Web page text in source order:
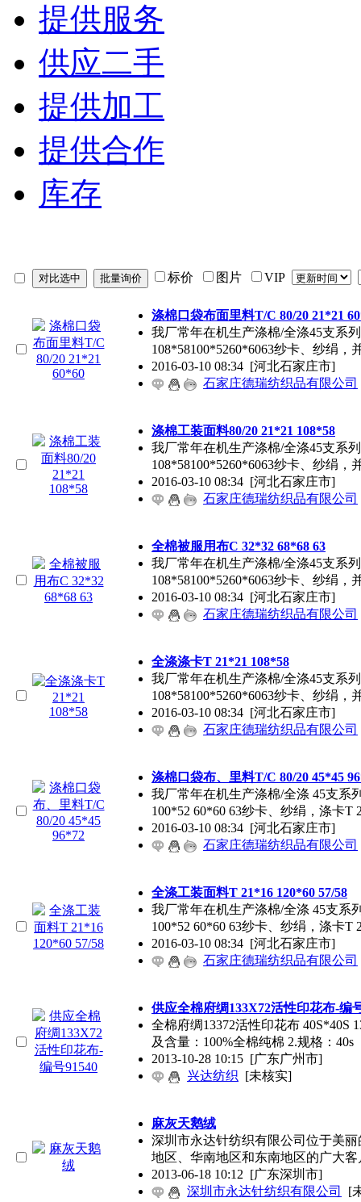
提供服务
供应二手
提供加工
提供合作
库存
标价 图片 VIP
涤棉口袋布面里料T/C 80/20 21*21
我厂常年在机生产涤棉/全涤45支系
108*58100*5260*6063纱卡、纱绢，
2016-03-10 08:34 [河北石家庄市]
石家庄德瑞纺织品有限公司
涤棉工装面料80/20 21*21 108*58
我厂常年在机生产涤棉/全涤45支系
108*58100*5260*6063纱卡、纱绢，
2016-03-10 08:34 [河北石家庄市]
石家庄德瑞纺织品有限公司
全棉被服用布C 32*32 68*68 63
我厂常年在机生产涤棉/全涤45支系
108*58100*5260*6063纱卡、纱绢，
2016-03-10 08:34 [河北石家庄市]
石家庄德瑞纺织品有限公司
全涤涤卡T 21*21 108*58
我厂常年在机生产涤棉/全涤45支系
108*58100*5260*6063纱卡、纱绢，
2016-03-10 08:34 [河北石家庄市]
石家庄德瑞纺织品有限公司
涤棉口袋布、里料T/C 80/20 45*45
我厂常年在机生产涤棉/全涤 45支系
100*52 60*60 63纱卡、纱绢，涤卡T
2016-03-10 08:34 [河北石家庄市]
石家庄德瑞纺织品有限公司
全涤工装面料T 21*16 120*60 57/58
我厂常年在机生产涤棉/全涤 45支系
100*52 60*60 63纱卡、纱绢，涤卡T
2016-03-10 08:34 [河北石家庄市]
石家庄德瑞纺织品有限公司
供应全棉府绸133X72活性印花布-编
全棉府绸13372活性印花布 40S*40S
及含量：100%全棉纯棉 2.规格：40s
2013-10-28 10:15 [广东广州市]
兴达纺织 [未核实]
麻灰天鹅绒
深圳市永达针纺织有限公司位于美
地区、华南地区和东南地区的广大客
2013-06-18 10:12 [广东深圳市]
深圳市永达针纺织有限公司
[